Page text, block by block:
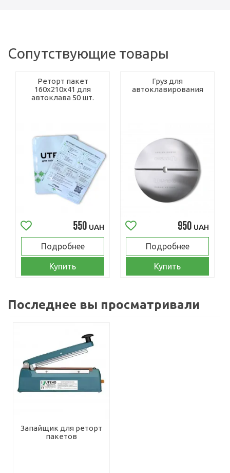
Сопутствующие товары
Реторт пакет
160х210х41 для
автоклава 50 шт.
550 UAH
Подробнее
Купить
Груз для
автоклавирования
950 UAH
Подробнее
Купить
Последнее вы просматривали
Запайщик для реторт
пакетов